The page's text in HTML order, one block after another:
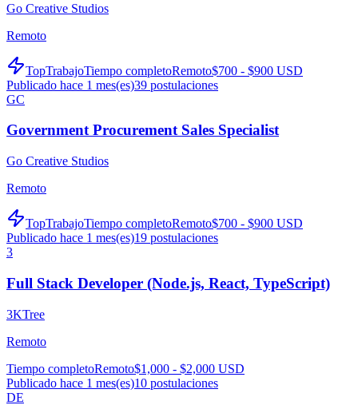
Go Creative Studios
Remoto
TopTrabajoTiempo completoRemoto$700 - $900 USD
Publicado hace 1 mes(es)39 postulaciones
GC
Government Procurement Sales Specialist
Go Creative Studios
Remoto
TopTrabajoTiempo completoRemoto$700 - $900 USD
Publicado hace 1 mes(es)19 postulaciones
3
Full Stack Developer (Node.js, React, TypeScript)
3KTree
Remoto
Tiempo completoRemoto$1,000 - $2,000 USD
Publicado hace 1 mes(es)10 postulaciones
DE